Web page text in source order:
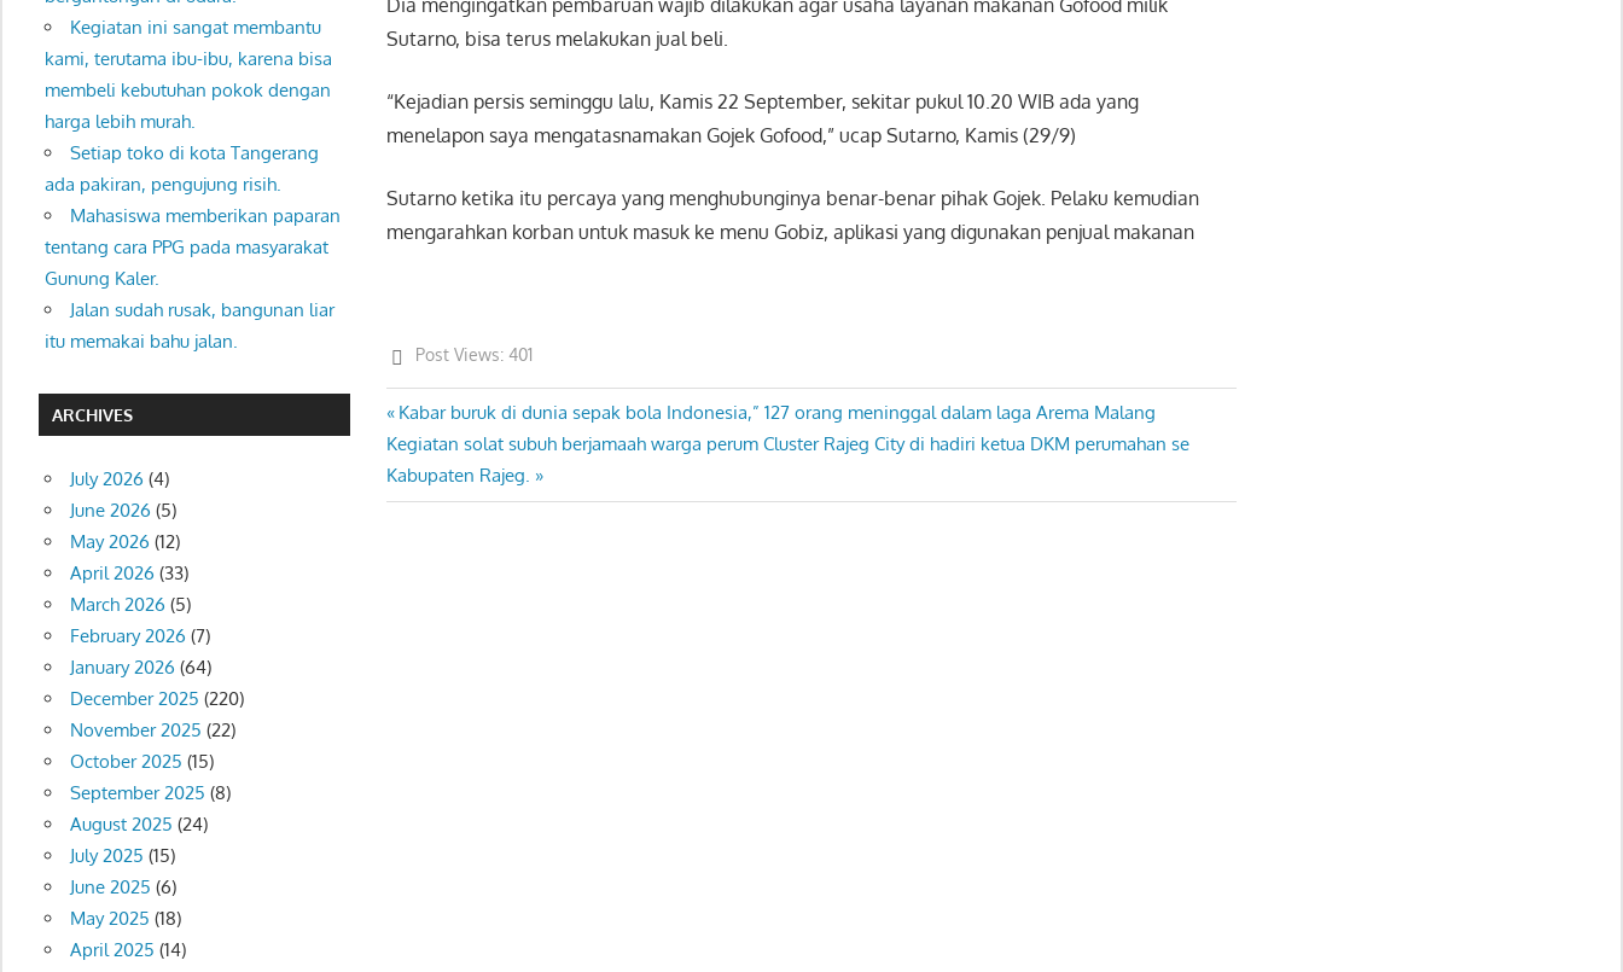
Sutarno, bisa terus melakukan jual beli.
“Kejadian persis seminggu lalu, Kamis 22 September, sekitar pukul 10.20 WIB ada yang
menelapon saya mengatasnamakan Gojek Gofood,” ucap Sutarno, Kamis (29/9)
Sutarno ketika itu percaya yang menghubunginya benar-benar pihak Gojek. Pelaku kemudian
mengarahkan korban untuk masuk ke menu Gobiz, aplikasi yang digunakan penjual makanan
Post Views:401
Post
navigation
Previous
Post:
Kabar buruk di dunia sepak bola Indonesia,” 127 orang meninggal dalam laga Arema Malang
Next
Post:
Kegiatan solat subuh berjamaah warga perum Cluster Rajeg City di hadiri ketua DKM perumahan se
Kabupaten Rajeg.
Kegiatan ini sangat membantu
kami, terutama ibu-ibu, karena bisa
membeli kebutuhan pokok dengan
harga lebih murah.
Setiap toko di kota Tangerang
ada pakiran, pengujung risih.
Mahasiswa memberikan paparan
tentang cara PPG pada masyarakat
Gunung Kaler.
Jalan sudah rusak, bangunan liar
itu memakai bahu jalan.
ARCHIVES
July 2026 (4)
June 2026 (5)
May 2026 (12)
April 2026 (33)
March 2026 (5)
February 2026 (7)
January 2026 (64)
December 2025 (220)
November 2025 (22)
October 2025 (15)
September 2025 (8)
August 2025 (24)
July 2025 (15)
June 2025 (6)
May 2025 (18)
April 2025 (14)